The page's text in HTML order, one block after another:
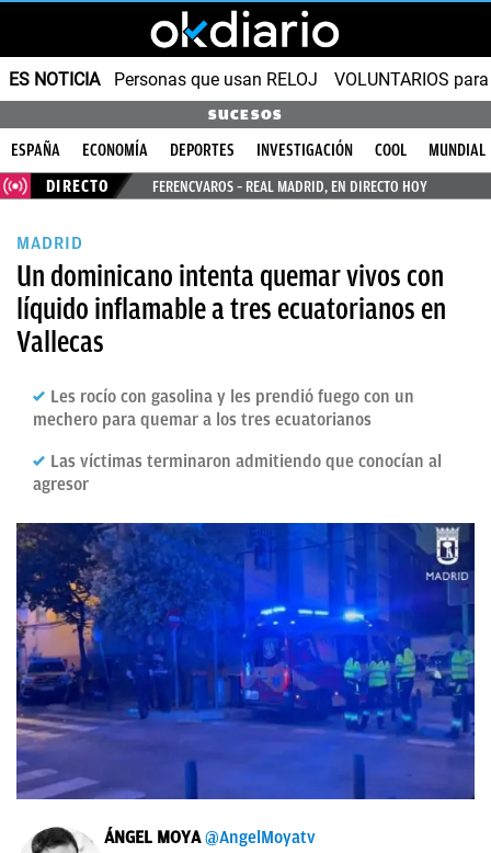
ES NOTICIA Personas que usan RELOJ VOLUNTARIOS
SUCESOS
ESPAÑA ECONOMÍA DEPORTES INVESTIGACIÓN COOL
MUNDIAL
DIRECTO
FERENCVAROS – REAL MADRID, EN DIRECTO HOY
MADRID
Un dominicano intenta quemar vivos con
líquido inflamable a tres ecuatorianos en
Vallecas
Les rocío con gasolina y les prendió fuego con un
mechero para quemar a los tres ecuatorianos
Las víctimas terminaron admitiendo que conocían al
agresor
ÁNGEL MOYA @AngelMoyatv